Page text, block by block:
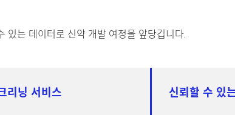
는 데이터로 신약 개발 여정을 앞당깁니다.
리닝 서비스 신뢰할 수 있